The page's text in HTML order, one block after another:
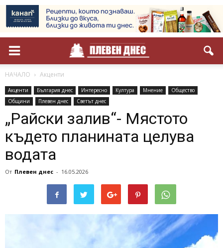
НАЧАЛО Акценти
Акценти България днес Интересно Култура Мнение
Общество
Общини
Плевен днес Светът днес
„Райски залив“- Мястото
където планината целува
водата
От Плевен днес - 16.05.2026